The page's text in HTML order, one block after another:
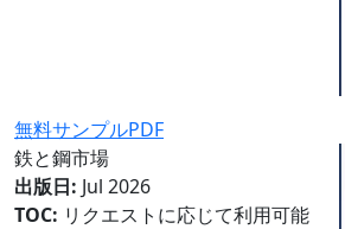
無料サンプルPDF
鉄と鋼市場
出版日: Jul 2026
TOC: リクエストに応じて利用可能